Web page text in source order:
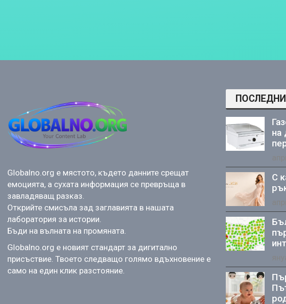
Globalno.org е мястото, където данните срещат
емоцията, а сухата информация се превръща в
завладяващ разказ.
Открийте смисъла зад заглавията в нашата
лаборатория за истории.
Бъди на вълната на промяната.
Globalno.org е новият стандарт за дигитално
присъствие. Твоето следващо голямо вдъхновение е
само на един клик разстояние.
ПОСЛЕДНИ
на
С